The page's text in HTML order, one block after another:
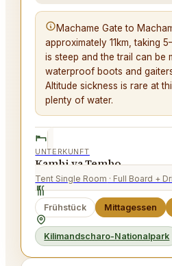
Machame Gate to
approximately 11km, taking
is steep and the trail can be
waterproof boots and
Altitude sickness is rare at
plenty of water.
UNTERKUNFT
Kambi ya Tembo
Tent Single Room · Full Board +
Frühstück Mittagessen
Kilimandscharo-Nationalpark